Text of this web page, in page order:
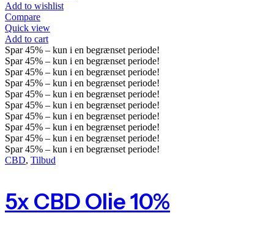
Add to wishlist
Compare
Quick view
Add to cart
Spar45% – kun i en begrænset periode!
Spar45% – kun i en begrænset periode!
Spar45% – kun i en begrænset periode!
Spar45% – kun i en begrænset periode!
Spar45% – kun i en begrænset periode!
Spar45% – kun i en begrænset periode!
Spar45% – kun i en begrænset periode!
Spar45% – kun i en begrænset periode!
Spar45% – kun i en begrænset periode!
Spar45% – kun i en begrænset periode!
CBD, Tilbud
5x CBD Olie 10%